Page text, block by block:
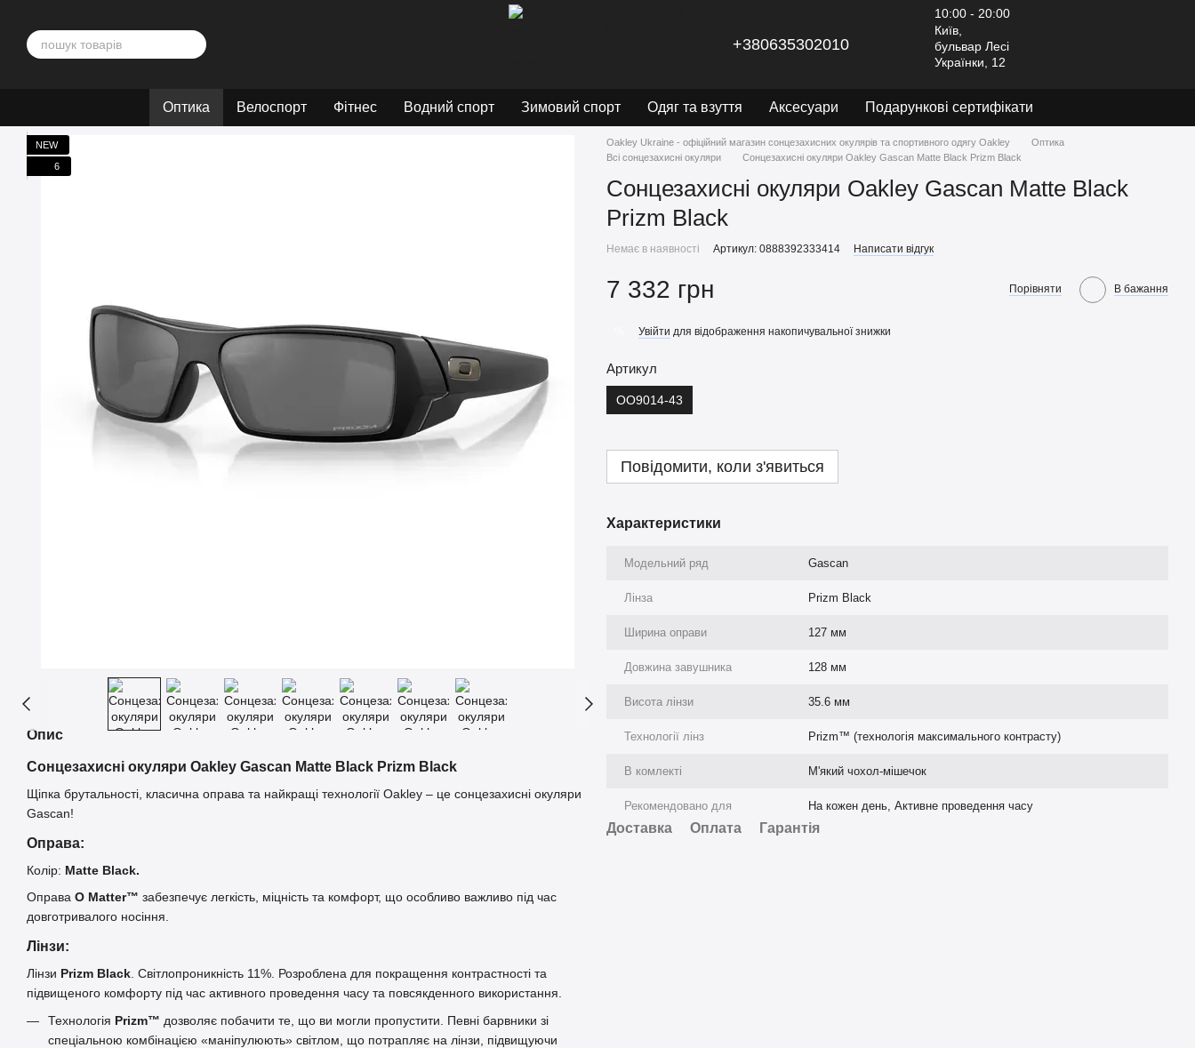
+380635302010
10:00 - 20:00
Київ,
бульвар Лесі
Українки, 12
Оптика Велоспорт Фітнес Водний спорт Зимовий спорт Одяг та взуття Аксесуари Подарункові сертифікати
NEW
6
Опис
Сонцезахисні окуляри Oakley Gascan Matte Black Prizm Black
Щіпка брутальності, класична оправа та найкращі технології Oakley – це сонцезахисні окуляри
Gascan!
Оправа:
Колір: Matte Black.
Оправа O Matter™ забезпечує легкість, міцність та комфорт, що особливо важливо під час
довготривалого носіння.
Лінзи:
Лінзи Prizm Black. Світлопроникність 11%. Розроблена для покращення контрастності та
підвищеного комфорту під час активного проведення часу та повсякденного використання.
Технологія Prizm™ дозволяє побачити те, що ви могли пропустити. Певні барвники зі
спеціальною комбінацією «маніпулюють» світлом, що потрапляє на лінзи, підвищуючи
Oakley Ukraine - офіційний магазин сонцезахисних окулярів та спортивного одягу Oakley
Оптика
Всі сонцезахисні окуляри
Сонцезахисні окуляри Oakley Gascan Matte Black Prizm Black
Сонцезахисні окуляри Oakley Gascan Matte Black
Prizm Black
Немає в наявності Артикул: 0888392333414 Написати відгук
7 332 грн Порівняти В бажання
Увійти для відображення накопичувальної знижки
Артикул
OO9014-43
Повідомити, коли з'явиться
Характеристики
Модельний ряд Gascan
Лінза Prizm Black
Ширина оправи 127 мм
Довжина завушника 128 мм
Висота лінзи 35.6 мм
Технології лінз Prizm™ (технологія максимального контрасту)
В комлекті М'який чохол-мішечок
Рекомендовано для На кожен день, Активне проведення часу
Доставка Оплата Гарантія